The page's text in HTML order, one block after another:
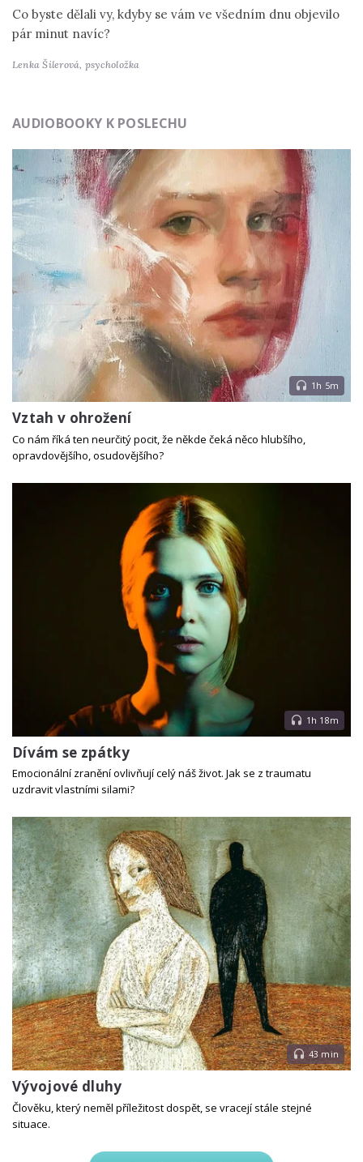
Co byste dělali vy, kdyby se vám ve všedním dnu objevilo
pár minut navíc?
Lenka Šilerová, psycholožka
AUDIOBOOKY K POSLECHU
1h 5m
Vztah v ohrožení
Co nám říká ten neurčitý pocit, že někde čeká něco hlubšího,
opravdovějšího, osudovějšího?
1h 18m
Dívám se zpátky
Emocionální zranění ovlivňují celý náš život. Jak se z traumatu
uzdravit vlastními silami?
43 min
Vývojové dluhy
Člověku, který neměl příležitost dospět, se vracejí stále stejné
situace.